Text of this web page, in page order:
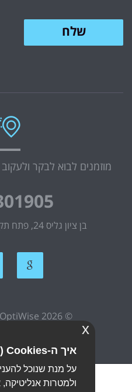
מוזמנים לבוא לבקר ולעקוב
בן ציון גליס 24, פתח תקווה, ישראל , 4927924
© OptiWise 2026 כל הזכויות שמורות
מדיניות
איך ה-Cookies (“עוגיות”) שלנו?
על מנת שנוכל
ולמטרות אנליטיקה,
x